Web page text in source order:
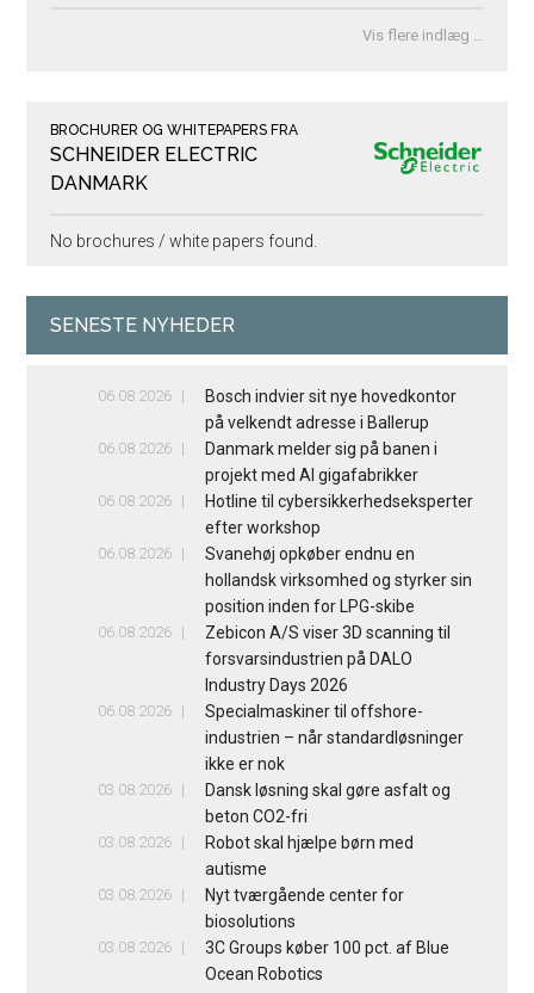
Vis flere indlæg …
BROCHURER OG WHITEPAPERS FRA
SCHNEIDER ELECTRIC
DANMARK
No brochures / white papers found.
SENESTE NYHEDER
06.08.2026
Bosch indvier sit nye hovedkontor
på velkendt adresse i Ballerup
06.08.2026
Danmark melder sig på banen i
projekt med AI gigafabrikker
06.08.2026
Hotline til cybersikkerhedseksperter
efter workshop
06.08.2026
Svanehøj opkøber endnu en
hollandsk virksomhed og styrker sin
position inden for LPG-skibe
06.08.2026
Zebicon A/S viser 3D scanning til
forsvarsindustrien på DALO
Industry Days 2026
06.08.2026
Specialmaskiner til offshore-
industrien – når standardløsninger
ikke er nok
03.08.2026
Dansk løsning skal gøre asfalt og
beton CO2-fri
03.08.2026
Robot skal hjælpe børn med
autisme
03.08.2026
Nyt tværgående center for
biosolutions
03.08.2026
3C Groups køber 100 pct. af Blue
Ocean Robotics